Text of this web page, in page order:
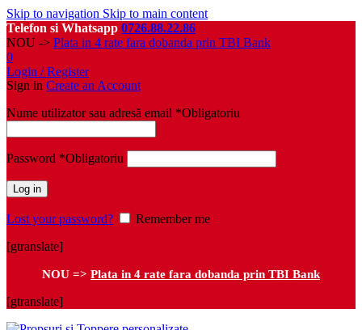
Skip to navigation Skip to main content
Telefon si Whatsapp 0726.88.22.86
NOU -> Plata in 4 rate fara dobanda prin TBI Bank
0
Login / Register
Sign in Create an Account
Nume utilizator sau adresă email *Obligatoriu
Password *Obligatoriu
Log in
Lost your password?
Remember me
[gtranslate]
NOU => Plata in 4 rate fara dobanda prin TBI Bank
[gtranslate]